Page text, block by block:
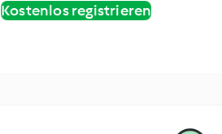
Kostenlos registrieren